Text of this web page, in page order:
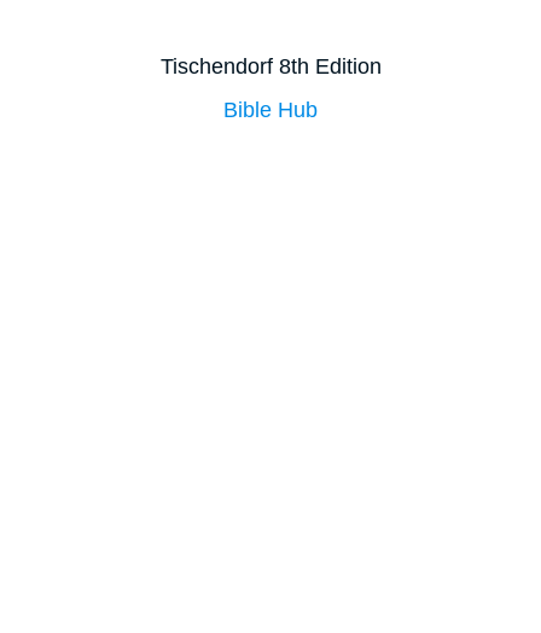
Tischendorf 8th Edition
Bible Hub